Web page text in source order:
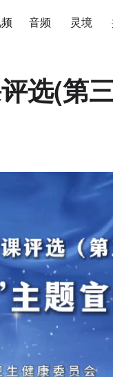
音频 灵境
选(第